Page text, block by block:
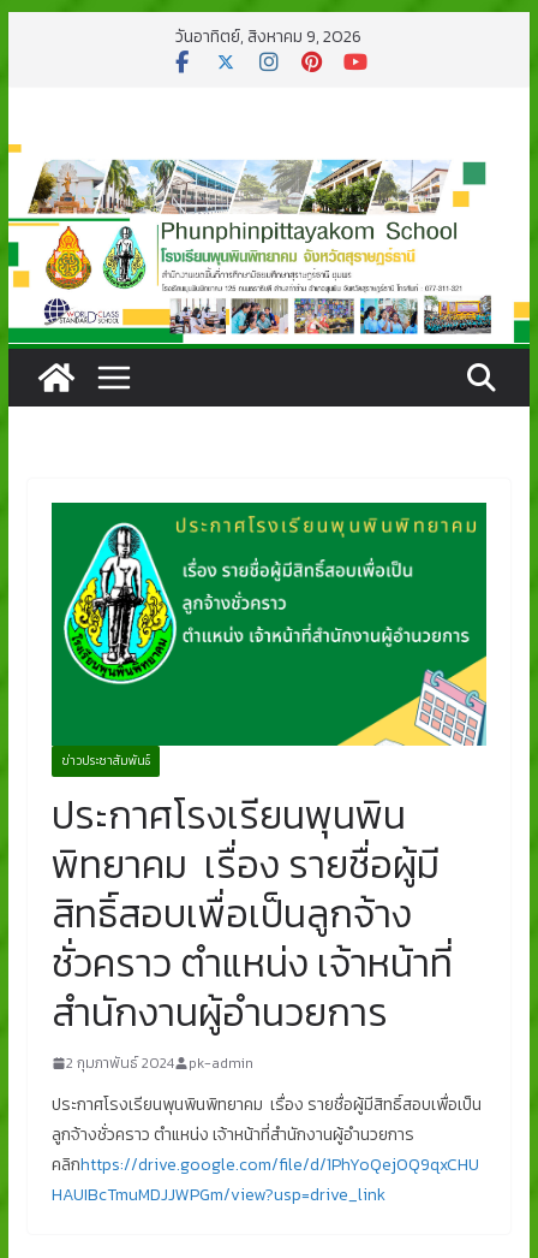
วันอาทิตย์, สิงหาคม 9, 2026
ข่าวประชาสัมพันธ์
ประกาศโรงเรียนพุนพิน
พิทยาคม เรื่อง รายชื่อผู้มี
สิทธิ์สอบเพื่อเป็นลูกจ้าง
ชั่วคราว ตำแหน่ง เจ้าหน้าที่
สำนักงานผู้อำนวยการ
2 กุมภาพันธ์ 2024 pk-admin
ประกาศโรงเรียนพุนพินพิทยาคม เรื่อง รายชื่อผู้มีสิทธิ์สอบเพื่อเป็น
ลูกจ้างชั่วคราว ตำแหน่ง เจ้าหน้าที่สำนักงานผู้อำนวยการ
คลิกhttps://drive.google.com/file/d/1PhYoQej0Q9qxCHU
HAUIBcTmuMDJJWPGm/view?usp=drive_link